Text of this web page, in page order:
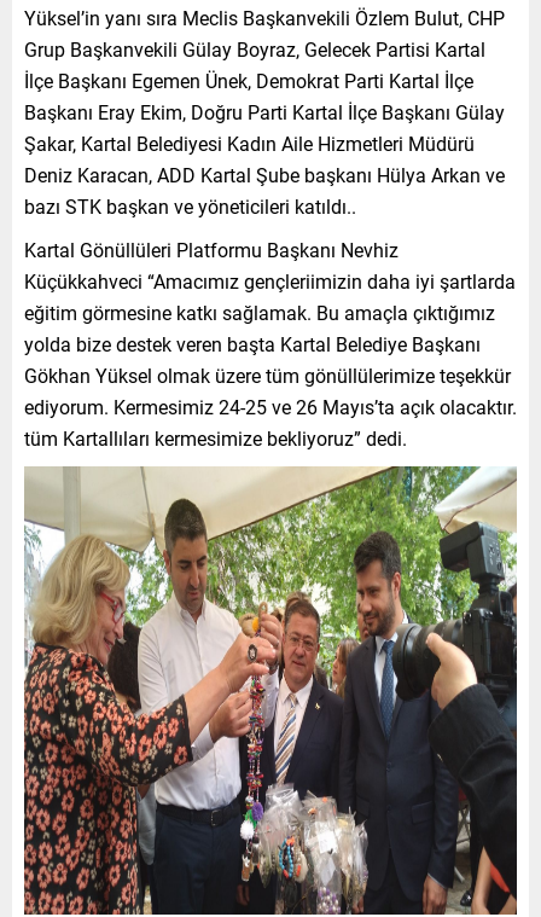
Yüksel’in yanı sıra Meclis Başkanvekili Özlem Bulut, CHP
Grup Başkanvekili Gülay Boyraz, Gelecek Partisi Kartal
İlçe Başkanı Egemen Ünek, Demokrat Parti Kartal İlçe
Başkanı Eray Ekim, Doğru Parti Kartal İlçe Başkanı Gülay
Şakar, Kartal Belediyesi Kadın Aile Hizmetleri Müdürü
Deniz Karacan, ADD Kartal Şube başkanı Hülya Arkan ve
bazı STK başkan ve yöneticileri katıldı..
Kartal Gönüllüleri Platformu Başkanı Nevhiz
Küçükkahveci “Amacımız gençleriimizin daha iyi şartlarda
eğitim görmesine katkı sağlamak. Bu amaçla çıktığımız
yolda bize destek veren başta Kartal Belediye Başkanı
Gökhan Yüksel olmak üzere tüm gönüllülerimize teşekkür
ediyorum. Kermesimiz 24-25 ve 26 Mayıs’ta açık olacaktır.
tüm Kartallıları kermesimize bekliyoruz” dedi.